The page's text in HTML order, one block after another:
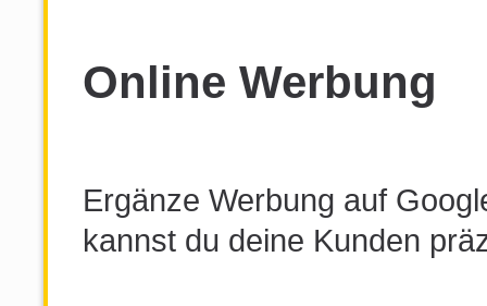
Online Werbung
Ergänze Werbung auf
kannst du deine Kunden